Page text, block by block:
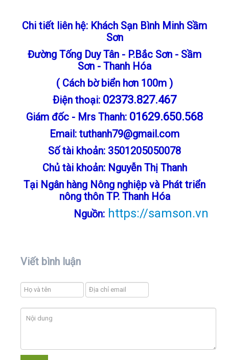
Chi tiết liên hệ: Khách Sạn Bình Minh Sầm
Sơn
Đường Tống Duy Tân - P.Bắc Sơn - Sầm
Sơn - Thanh Hóa
( Cách bờ biển hơn 100m )
Ðiện thoại: 02373.827.467
Giám đốc - Mrs Thanh: 01629.650.568
Email: tuthanh79@gmail.com
Số tài khoản: 3501205050078
Chủ tài khoản: Nguyễn Thị Thanh
Tại Ngân hàng Nông nghiệp và Phát triển
nông thôn TP. Thanh Hóa
Nguồn: https://samson.vn
Viết bình luận